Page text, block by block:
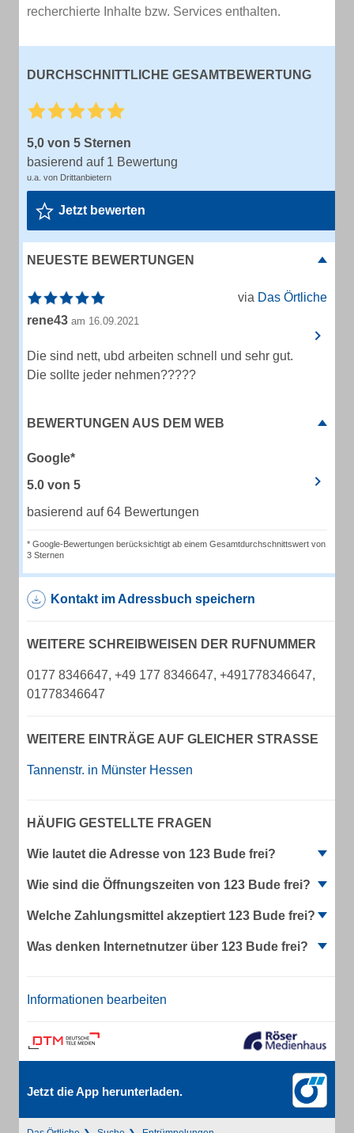
recherchierte Inhalte bzw. Services enthalten.
DURCHSCHNITTLICHE GESAMTBEWERTUNG
5,0 von 5 Sternen
basierend auf 1 Bewertung
u.a. von Drittanbietern
Jetzt bewerten
NEUESTE BEWERTUNGEN
via Das Örtliche
rene43 am 16.09.2021
Die sind nett, ubd arbeiten schnell und sehr gut.
Die sollte jeder nehmen?????
BEWERTUNGEN AUS DEM WEB
Google*
5.0 von 5
basierend auf 64 Bewertungen
* Google-Bewertungen berücksichtigt ab einem Gesamtdurchschnittswert von
3 Sternen
Kontakt im Adressbuch speichern
WEITERE SCHREIBWEISEN DER RUFNUMMER
0177 8346647, +49 177 8346647, +491778346647,
01778346647
WEITERE EINTRÄGE AUF GLEICHER STRASSE
Tannenstr. in Münster Hessen
HÄUFIG GESTELLTE FRAGEN
Wie lautet die Adresse von 123 Bude frei?
Wie sind die Öffnungszeiten von 123 Bude frei?
Welche Zahlungsmittel akzeptiert 123 Bude frei?
Was denken Internetnutzer über 123 Bude frei?
Informationen bearbeiten
Jetzt die App herunterladen.